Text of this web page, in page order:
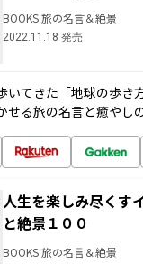
BOOKS 旅の名言＆絶景
2022.11.18 発売
いてきた「地球の歩き
せる旅の名言と癒やし
人生を楽しみ尽くす
と絶景１００
BOOKS 旅の名言＆絶景